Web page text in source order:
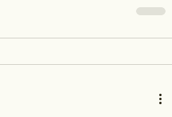
ル 個別授業（探究コー
コース：歴史能力検定対
策など→ストアカ・Peatix
らアクセスしないと割引